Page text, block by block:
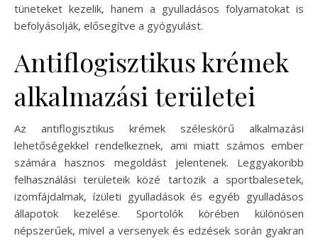
tüneteket kezelik, hanem a gyulladásos folyamatokat is
befolyásolják, elősegítve a gyógyulást.
Antiflogisztikus krémek
alkalmazási területei
Az antiflogisztikus krémek széleskörű alkalmazási
lehetőségekkel rendelkeznek, ami miatt számos ember
számára hasznos megoldást jelentenek. Leggyakoribb
felhasználási területeik közé tartozik a sportbalesetek,
izomfájdalmak, ízületi gyulladások és egyéb gyulladásos
állapotok kezelése. Sportolók körében különösen
népszerűek, mivel a versenyek és edzések során gyakran